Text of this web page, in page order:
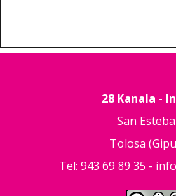
28 Kanala -
San
Tolosa
Tel: 943 69 89 35 -